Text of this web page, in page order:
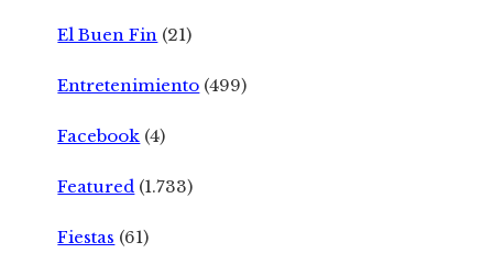
El Buen Fin (21)
Entretenimiento (499)
Facebook (4)
Featured (1.733)
Fiestas (61)